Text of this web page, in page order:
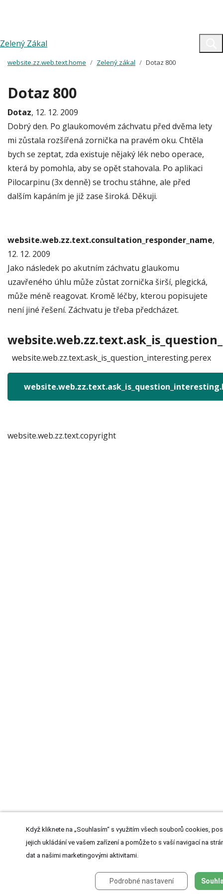
Zelený Zákal
website.zz.web.text.home Zelený zákal Dotaz 800
Dotaz 800
Dotaz, 12. 12. 2009
Dobrý den. Po glaukomovém záchvatu před dvěma lety
mi zůstala rozšířená zornička na pravém oku. Chtěla
bych se zeptat, zda existuje nějaký lék nebo operace,
která by pomohla, aby se opět stahovala. Po aplikaci
Pilocarpinu (3x denně) se trochu stáhne, ale před
dalším kapáním je již zase široká. Děkuji.
website.web.zz.text.consultation_responder_name,
12. 12. 2009
Jako následek po akutním záchvatu glaukomu
uzavřeného úhlu může zůstat zornička širší, plegická,
může méně reagovat. Kromě léčby, kterou popisujete
není jiné řešení. Záchvatu je třeba předcházet.
website.web.zz.text.ask_is_question_interesting.perex
website.web.zz.text.copyright
Když kliknete na „Souhlasím“ s využitím všech souborů cookies,
jejich ukládání ve vašem zařízení a pomůže to s vaší navigací na
dat a našimi marketingovými aktivitami.
Podrobné nastavení